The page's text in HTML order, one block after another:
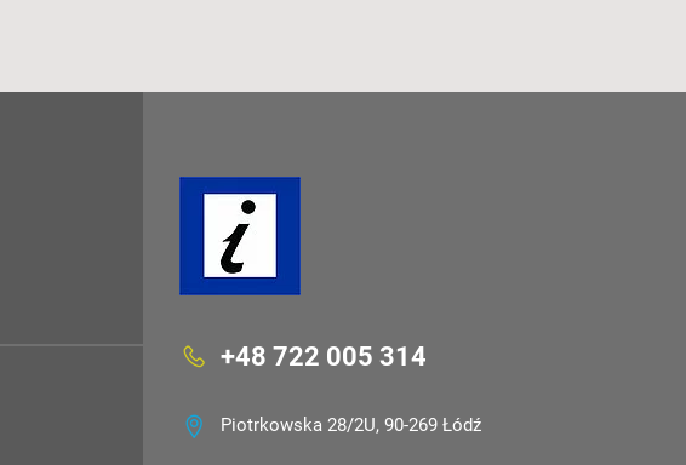
+48 722 005 314
Piotrkowska 28/2U, 90-269 Łódź